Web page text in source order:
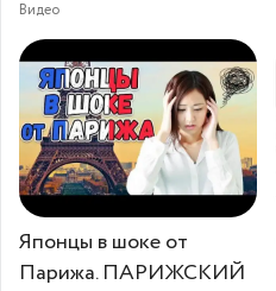
Видео
Японцы в шоке от
Парижа. ПАРИЖСКИЙ